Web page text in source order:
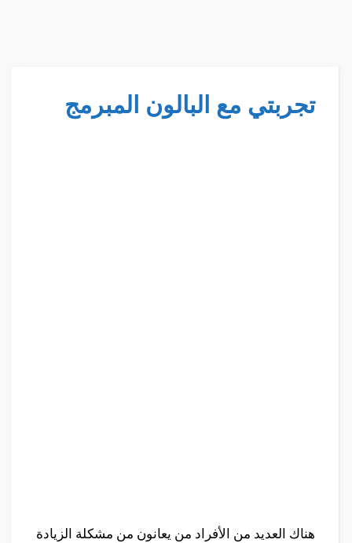
تجربتي مع البالون المبرمج
هناك العديد من الأفراد من يعانون من مشكلة الزيادة